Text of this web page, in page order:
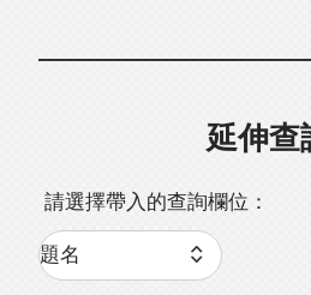
延伸查
請選擇帶入的查詢欄位：